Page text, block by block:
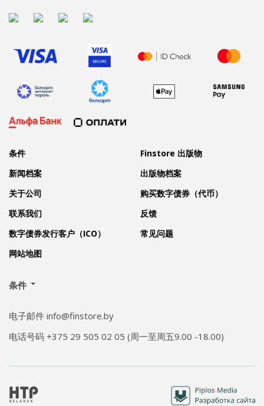
条件
Finstore 出版物
新闻档案
出版物档案
关于公司
购买数字债券（代币）
联系我们
反馈
数字债券发行客户（ICO）
常见问题
网站地图
条件
电子邮件 info@finstore.by
电话号码 +375 29 505 02 05 (周一至周五9.00 -18.00)